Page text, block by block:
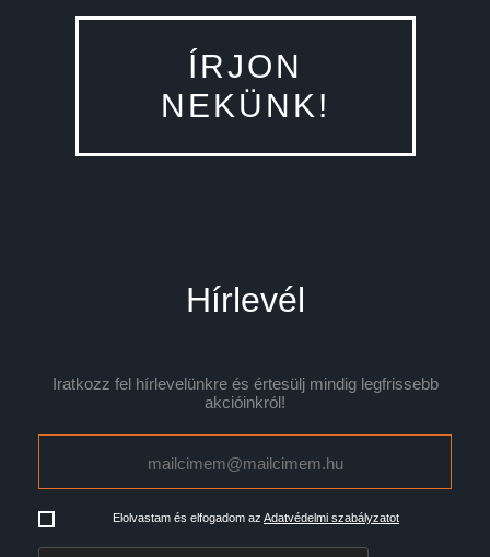
ÍRJON
NEKÜNK!
Hírlevél
Iratkozz fel hírlevelünkre és értesülj mindig legfrissebb
akcióinkról!
Elolvastam és elfogadom az Adatvédelmi szabályzatot